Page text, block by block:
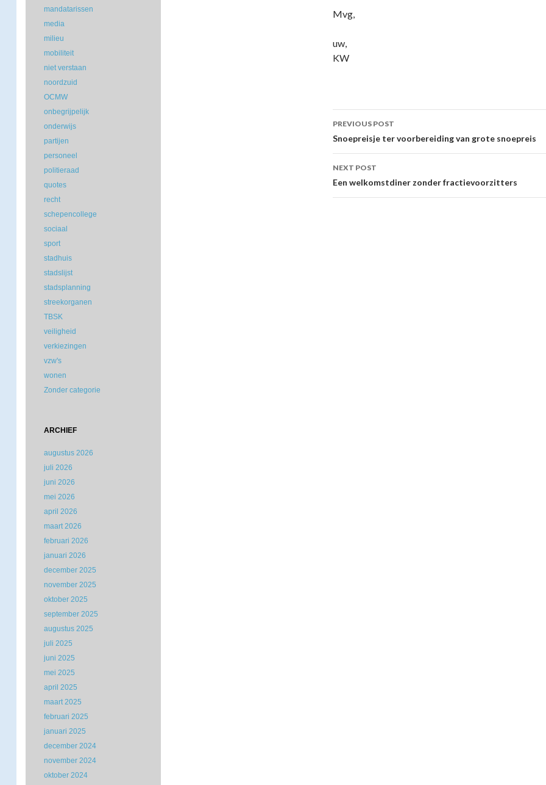
Mvg,
uw,
KW
Post
navigation
PREVIOUS POST
Snoepreisje ter voorbereiding van grote snoepreis
NEXT POST
Een welkomstdiner zonder fractievoorzitters
mandatarissen
media
milieu
mobiliteit
niet verstaan
noordzuid
OCMW
onbegrijpelijk
onderwijs
partijen
personeel
politieraad
quotes
recht
schepencollege
sociaal
sport
stadhuis
stadslijst
stadsplanning
streekorganen
TBSK
veiligheid
verkiezingen
vzw's
wonen
Zonder categorie
ARCHIEF
augustus 2026
juli 2026
juni 2026
mei 2026
april 2026
maart 2026
februari 2026
januari 2026
december 2025
november 2025
oktober 2025
september 2025
augustus 2025
juli 2025
juni 2025
mei 2025
april 2025
maart 2025
februari 2025
januari 2025
december 2024
november 2024
oktober 2024